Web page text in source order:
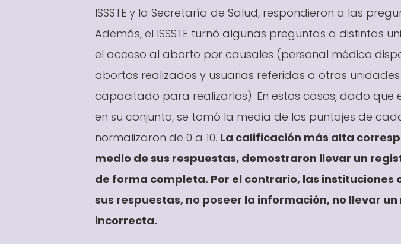
ISSSTE y la Secretaría de Salud, respondieron a las
Además, el ISSSTE turnó algunas preguntas a distintas
el acceso al aborto por causales (personal médico
abortos realizados y usuarias referidas a otras
capacitado para realizarlos). En estos casos, dado
en su conjunto, se tomó la media de los puntajes de
normalizaron de 0 a 10. La calificación más alta
medio de sus respuestas, demostraron llevar un
de forma completa. Por el contrario, las
sus respuestas, no poseer la información, no llevar
incorrecta.